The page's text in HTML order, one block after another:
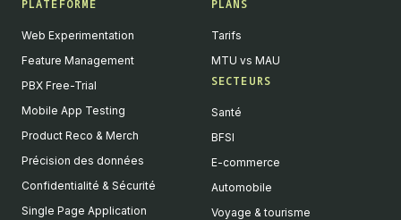
PLATEFORME
Web Experimentation
Feature Management
PBX Free-Trial
Mobile App Testing
Product Reco & Merch
Précision des données
Confidentialité & Sécurité
Single Page Application
PLANS
Tarifs
MTU vs MAU
SECTEURS
Santé
BFSI
E-commerce
Automobile
Voyage & tourisme